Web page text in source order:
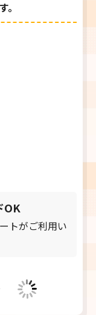
OK
トがご利用い